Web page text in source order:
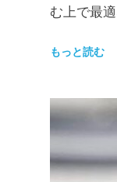
む上で最
もっと読む